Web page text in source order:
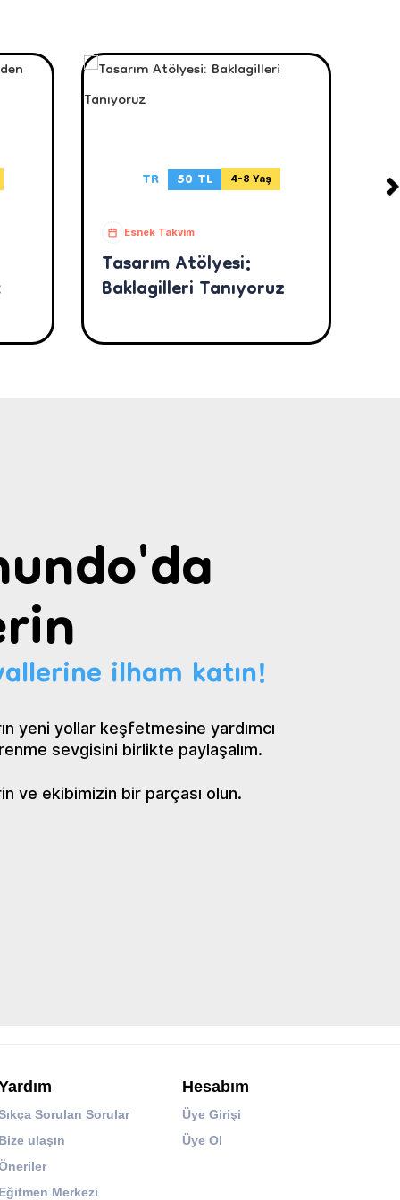
TR 50 TL 4-8 Yaş
Esnek Takvim
Tasarım Atölyesi:
Baklagilleri Tanıyoruz
ilham katın!
yeni yollar keşfetmesine yardımcı
sevgisini birlikte paylaşalım.
ve ekibimizin bir parçası olun.
Sorulan Sorular
ulaşın
Merkezi
Hesabım
Üye Girişi
Üye Ol